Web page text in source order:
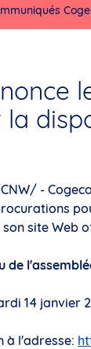
-
son site
de
14 janvier
à l'adresse: